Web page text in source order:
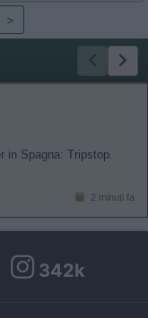
>
in Spagna: Tripstop.
2 minuti fa
342k